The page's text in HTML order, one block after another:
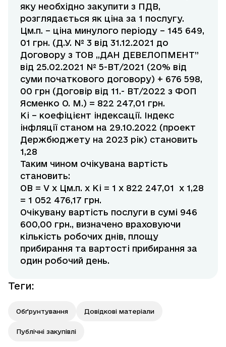
яку необхідно закупити з ПДВ,
розглядається як ціна за 1 послугу.
Цм.п. – ціна минулого періоду – 145 649,
01 грн. (Д.У. № 3 від 31.12.2021 до
Договору з ТОВ „ДАН ДЕВЕЛОПМЕНТ”
від 25.02.2021 № 5-ВТ/2021 (20% від
суми початкового договору) + 676 598,
00 грн (Договір від 11.- ВТ/2022 з ФОП
Ясменко О. М.) = 822 247,01 грн.
Ki – коефіцієнт індексації. Індекс
інфляції станом на 29.10.2022 (проект
Держбюджету на 2023 рік) становить
1,28
Таким чином очікувана вартість
становить:
ОВ = V x Цм.п. x Ki = 1 x 822 247,01 x 1,28
= 1 052 476,17 грн.
Очікувану вартість послуги в сумі 946
600,00 грн., визначено враховуючи
кількість робочих днів, площу
прибирання та вартості прибирання за
один робочий день.
Теги:
Обґрунтування Довідкові матеріали
Публічні закупівлі